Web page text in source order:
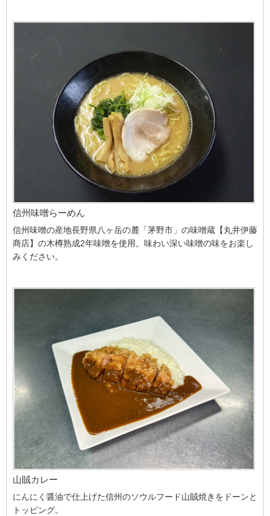
信州味噌らーめん
信州味噌の産地長野県八ヶ岳の麓「茅野市」の味噌蔵【丸井伊藤
商店】の木樽熟成2年味噌を使用。味わい深い味噌の味をお楽し
みください。
山賊カレー
にんにく醤油で仕上げた信州のソウルフード山賊焼きをドーンと
トッピング。